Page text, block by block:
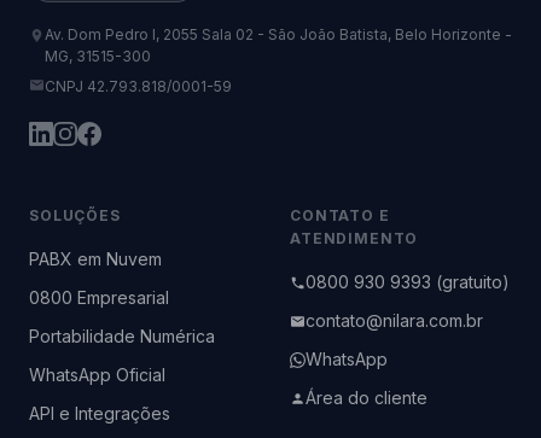
Av. Dom Pedro I, 2055 Sala 02 - São João Batista, Belo Horizonte -
MG, 31515-300
CNPJ 42.793.818/0001-59
SOLUÇÕES
PABX em Nuvem
0800 Empresarial
Portabilidade Numérica
WhatsApp Oficial
API e Integrações
CONTATO E
ATENDIMENTO
0800 930 9393 (gratuito)
contato@nilara.com.br
WhatsApp
Área do cliente